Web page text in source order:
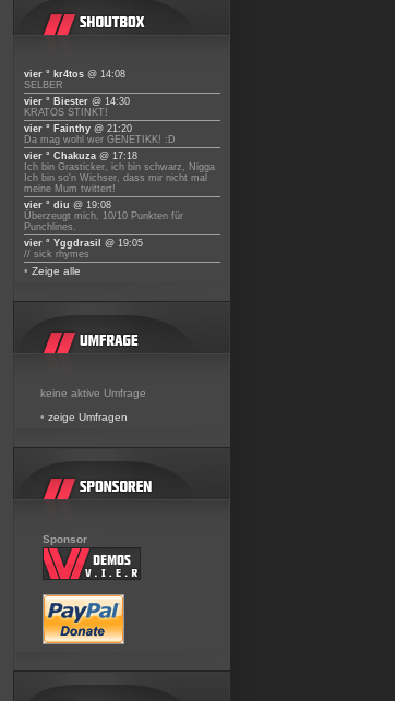
vier ° kr4tos @ 14:08
SELBER
vier ° Biester @ 14:30
KRATOS STINKT!
vier ° Fainthy @ 21:20
Da mag wohl wer GENETIKK! :D
vier ° Chakuza @ 17:18
Ich bin Grasticker, ich bin schwarz, Nigga
Ich bin so'n Wichser, dass mir nicht mal
meine Mum twittert!
vier ° diu @ 19:08
Überzeugt mich, 10/10 Punkten für
Punchlines.
vier ° Yggdrasil
@ 19:05
// sick rhymes
• Zeige alle
keine aktive Umfrage
• zeige Umfragen
Sponsor